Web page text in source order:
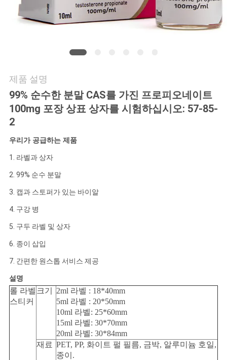
스
경
우
사
이
맵
PRIVACY
POLICY
제품 설명
99% 순수한 분말 CAS를 가진 프로피오네이트
100mg 포장 상표 상자를 시험하십시오: 57-85-
2
우리가 공급하는 제품
1. 라벨과 상자
2. 99% 순수 분말
3. 캡과 스토퍼가 있는 바이알
4. 구강 병
5. 구두 라벨 및 상자
6. 종이 삽입
7. 간편한 원스톱 서비스 제공
설명
롤 라벨
스티커
크기
2ml 라벨 : 18*40mm
5ml 라벨 : 20*50mm
10ml 라벨: 25*60mm
15ml 라벨: 30*70mm
20ml 라벨: 30*84mm
재료 PET, PP, 화이트 펄 필름, 금박, 알루미늄 호일,
종이.